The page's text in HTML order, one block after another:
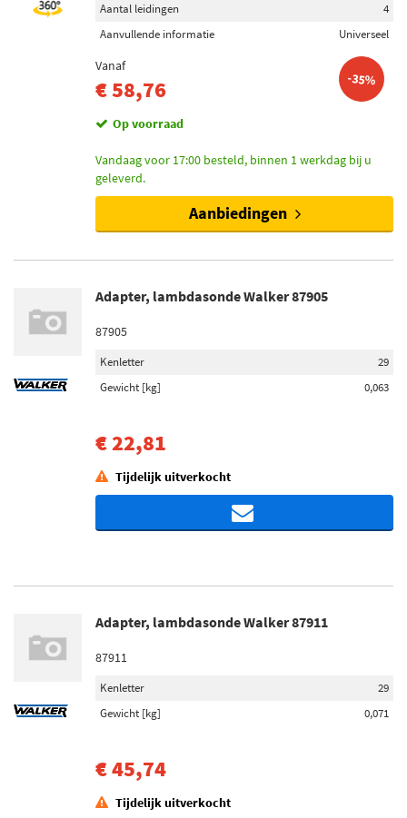
Aantal leidingen
4
Aanvullende informatie
Universeel
Vanaf
€ 58,76 -35%
Op voorraad
Vandaag voor 17:00 besteld, binnen 1 werkdag bij u
geleverd.
Aanbiedingen
Adapter, lambdasonde Walker 87905
87905
Kenletter
29
Gewicht [kg]
0,063
€ 22,81
Tijdelijk uitverkocht
Adapter, lambdasonde Walker 87911
87911
Kenletter
29
Gewicht [kg]
0,071
€ 45,74
Tijdelijk uitverkocht